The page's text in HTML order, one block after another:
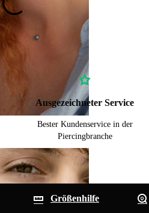
Ausgezeichneter Service
Bester Kundenservice in der
Piercingbranche
Größenhilfe